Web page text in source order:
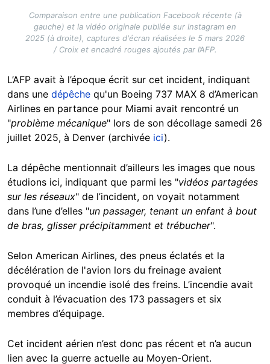
Comparaison entre une publication Facebook récente (à
gauche) et la vidéo originale publiée sur Instagram en
2025 (à droite), captures d'écran réalisées le 5 mars 2026
/ Croix et encadré rouges ajoutés par l’AFP.
L’AFP avait à l’époque écrit sur cet incident, indiquant
dans une dépêche qu'un Boeing 737 MAX 8 d’American
Airlines en partance pour Miami avait rencontré un
"problème mécanique" lors de son décollage samedi 26
juillet 2025, à Denver (archivée ici).
La dépêche mentionnait d’ailleurs les images que nous
étudions ici, indiquant que parmi les "vidéos partagées
sur les réseaux" de l’incident, on voyait notamment
dans l’une d’elles "un passager, tenant un enfant à bout
de bras, glisser précipitamment et trébucher".
Selon American Airlines, des pneus éclatés et la
décélération de l'avion lors du freinage avaient
provoqué un incendie isolé des freins. L’incendie avait
conduit à l’évacuation des 173 passagers et six
membres d’équipage.
Cet incident aérien n’est donc pas récent et n’a aucun
lien avec la guerre actuelle au Moyen-Orient.